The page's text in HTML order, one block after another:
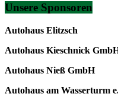
Unsere Sponsoren
Autohaus Elitzsch
Autohaus Kieschnick
Autohaus Nieß GmbH
Autohaus am Wasserturm